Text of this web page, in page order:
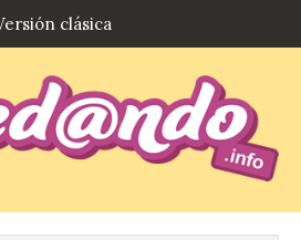
clásica